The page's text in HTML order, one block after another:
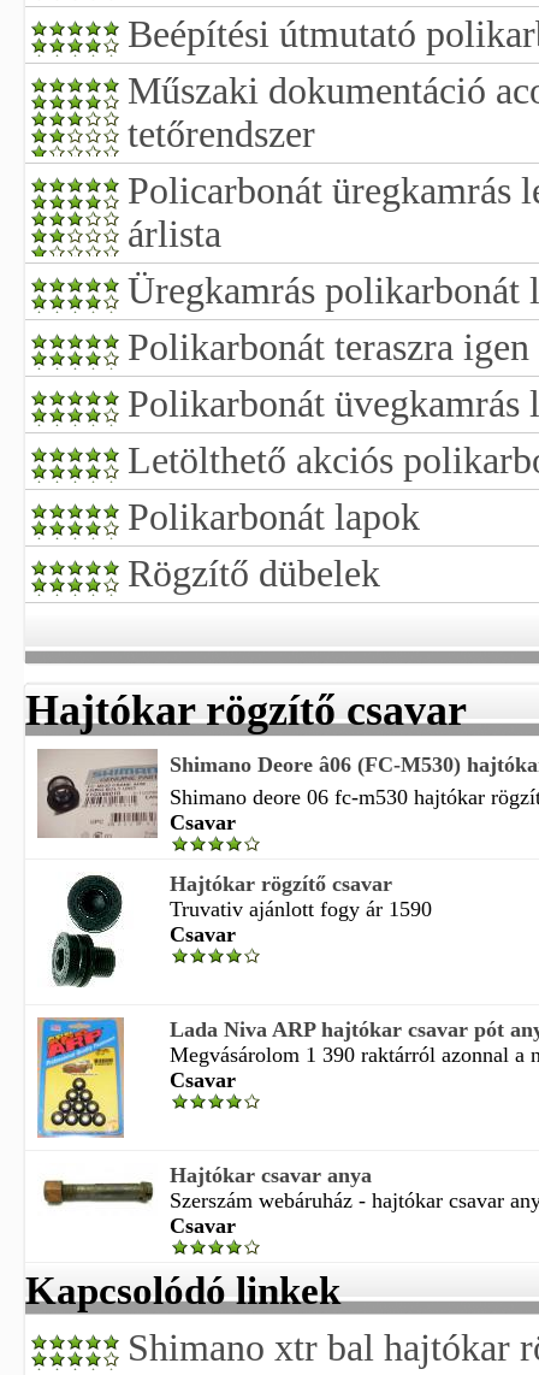
Beépítési útmutató
Műszaki dokumentáció
tetőrendszer
Policarbonát üregkamrás
árlista
Üregkamrás polikarbonát
Polikarbonát teraszra
Polikarbonát üvegkamrás
Letölthető akciós
Polikarbonát lapok
Rögzítő dübelek
Hajtókar rögzítő csavar
Shimano Deore â06 (FC-M530)
Shimano deore 06 fc-m530 hajtókar
Csavar
Hajtókar rögzítő csavar
Truvativ ajánlott fogy ár 1590
Csavar
Lada Niva ARP hajtókar csavar pót
Megvásárolom 1 390 raktárról azonnal a
Csavar
Hajtókar csavar anya
Szerszám webáruház - hajtókar csavar
Csavar
Kapcsolódó linkek
Shimano xtr bal hajtókar